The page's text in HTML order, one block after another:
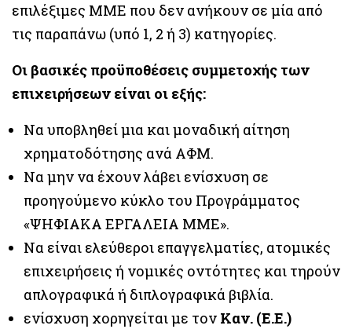
επιλέξιμες ΜΜΕ που δεν ανήκουν σε μία από
τις παραπάνω (υπό 1, 2 ή 3) κατηγορίες.
Οι βασικές προϋποθέσεις συμμετοχής των
επιχειρήσεων είναι οι εξής:
Να υποβληθεί μια και μοναδική αίτηση
χρηματοδότησης ανά ΑΦΜ.
Να μην να έχουν λάβει ενίσχυση σε
προηγούμενο κύκλο του Προγράμματος
«ΨΗΦΙΑΚΑ ΕΡΓΑΛΕΙΑ ΜΜΕ».
Να είναι ελεύθεροι επαγγελματίες, ατομικές
επιχειρήσεις ή νομικές οντότητες και τηρούν
απλογραφικά ή διπλογραφικά βιβλία.
ενίσχυση χορηγείται με τον Καν. (Ε.Ε.)